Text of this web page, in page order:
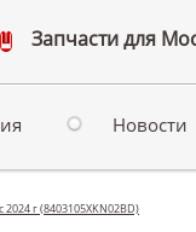
Запчасти для
Новости
г (8403105XKN02BD)